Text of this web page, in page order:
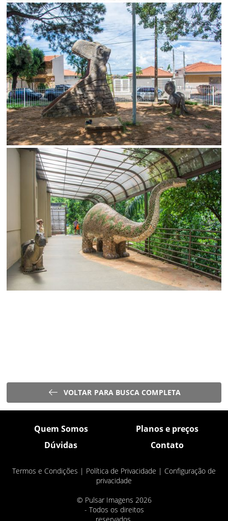
VOLTAR PARA BUSCA COMPLETA
Quem Somos
Planos e preços
Dúvidas
Contato
Termos e Condições | Política de Privacidade | Configuração de
privacidade
© Pulsar Imagens 2026
- Todos os direitos